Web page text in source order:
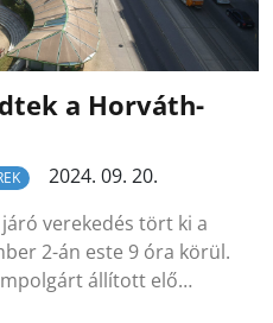
a Horváth-
2024. 09. 20.
verekedés tört ki a
2-án este 9 óra körül.
állított elő…